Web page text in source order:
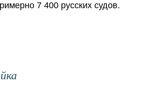
7 400 русских судов.